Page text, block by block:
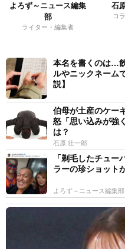
よろず～ニュース編集
部
ライター・編集者
石
コ
本名を書くのは…
ルやニックネーム
説】
伯母が土産のケー
怒「思い込みが強
は？
石原 壮一郎
「剃毛したチュー
ラーの珍ショット
よろず～ニュース編集部